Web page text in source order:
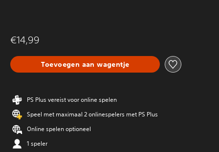
€14,99
Toevoegen aan wagentje
PS Plus vereist voor online spelen
Speel met maximaal 2 onlinespelers met PS Plus
Online spelen optioneel
1 speler